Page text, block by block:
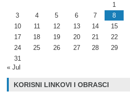
1
3
4 5 6 7 8
10
11 12 13 14 15
17
18 19 20 21 22
24
25 26 27 28 29
31
« Jul
KORISNI LINKOVI I OBRASCI